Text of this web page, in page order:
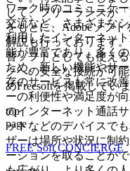
ワーク時のコミュニケ
交流など、さまざまな
利用したインターネッ
能が豊富であり、多く
ため、新しい機能やサ
存のサービスも常に改
ーの利便性や満足度が
のインターネット通話
ットなどのデバイスで
ザーは場所や状況に制
ーションを取ることが
して、フリーランスが
をもとに、Adobeソフ
解説も行っております
替ソフトとしても使え
クへの安全な接続が可
めFreesoftを掲載してい
top
page
FREE Soft CONCIERGE